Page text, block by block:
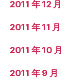
2011 年 12 月
2011 年 11 月
2011 年 10 月
2011 年 9 月